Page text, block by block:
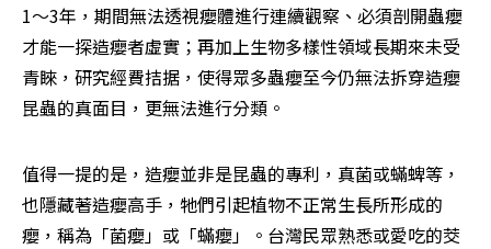
1～3年，期間無法透視癭體進行連續觀察、必須剖開蟲癭
才能一探造癭者虛實；再加上生物多樣性領域長期來未受
青睞，研究經費拮据，使得眾多蟲癭至今仍無法拆穿造癭
昆蟲的真面目，更無法進行分類。
值得一提的是，造癭並非是昆蟲的專利，真菌或蟎蜱等，
也隱藏著造癭高手，牠們引起植物不正常生長所形成的
癭，稱為「菌癭」或「蟎癭」。台灣民眾熟悉或愛吃的茭